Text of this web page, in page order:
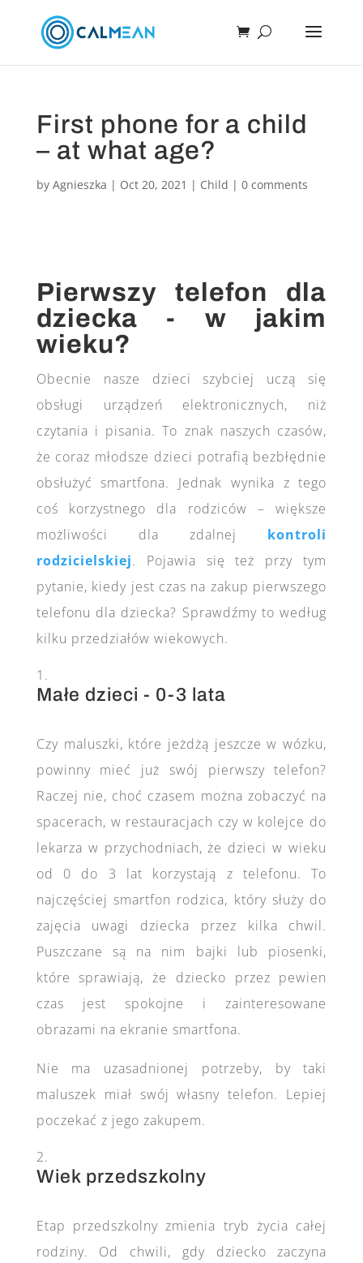
First phone for a child
– at what age?
by Agnieszka | Oct 20, 2021 | Child | 0 comments
Pierwszy telefon dla
dziecka - w jakim
wieku?
Obecnie nasze dzieci szybciej uczą się
obsługi urządzeń elektronicznych, niż
czytania i pisania. To znak naszych czasów,
że coraz młodsze dzieci potrafią bezbłędnie
obsłużyć smartfona. Jednak wynika z tego
coś korzystnego dla rodziców – większe
możliwości dla zdalnej kontroli
rodzicielskiej. Pojawia się też przy tym
pytanie, kiedy jest czas na zakup pierwszego
telefonu dla dziecka? Sprawdźmy to według
kilku przedziałów wiekowych.
Małe dzieci - 0-3 lata
Czy maluszki, które jeżdżą jeszcze w wózku,
powinny mieć już swój pierwszy telefon?
Raczej nie, choć czasem można zobaczyć na
spacerach, w restauracjach czy w kolejce do
lekarza w przychodniach, że dzieci w wieku
od 0 do 3 lat korzystają z telefonu. To
najczęściej smartfon rodzica, który służy do
zajęcia uwagi dziecka przez kilka chwil.
Puszczane są na nim bajki lub piosenki,
które sprawiają, że dziecko przez pewien
czas jest spokojne i zainteresowane
obrazami na ekranie smartfona.
Nie ma uzasadnionej potrzeby, by taki
maluszek miał swój własny telefon. Lepiej
poczekać z jego zakupem.
Wiek przedszkolny
Etap przedszkolny zmienia tryb życia całej
rodziny. Od chwili, gdy dziecko zaczyna